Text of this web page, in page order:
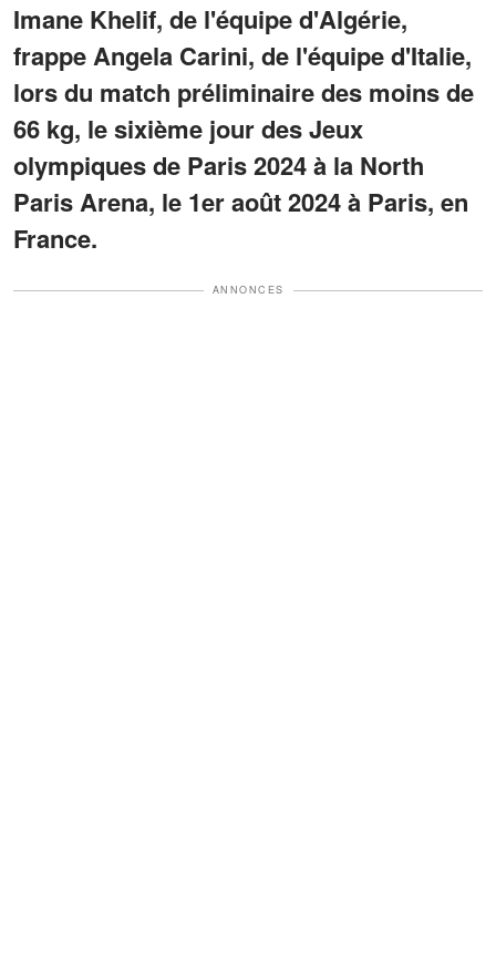
Imane Khelif, de l'équipe d'Algérie,
frappe Angela Carini, de l'équipe d'Italie,
lors du match préliminaire des moins de
66 kg, le sixième jour des Jeux
olympiques de Paris 2024 à la North
Paris Arena, le 1er août 2024 à Paris, en
France.
ANNONCES